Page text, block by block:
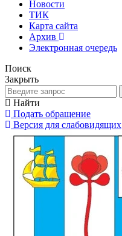
Новости
ТИК
Карта сайта
Архив
Электронная очередь
Поиск
Закрыть
Найти
Подать обращение
Версия для слабовидящих